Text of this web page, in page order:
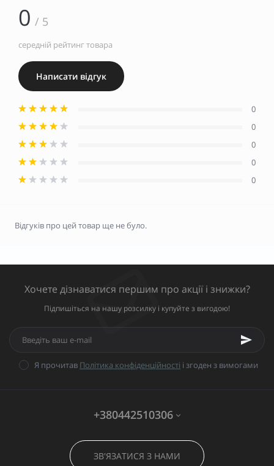
0 / 5
середній рейтинг товара
Написати відгук
0
0
0
0
0
Відгуків про цей товар ще не було.
Хочете дізнаватися першим про акції і знижки?
Підпишіться на нашу розсилку і купуйте з вигодою!
Я прочитав Політика конфіденційності і згоден з вимогами
+380442510306
ЗВ'ЯЗАТИСЯ З НАМИ